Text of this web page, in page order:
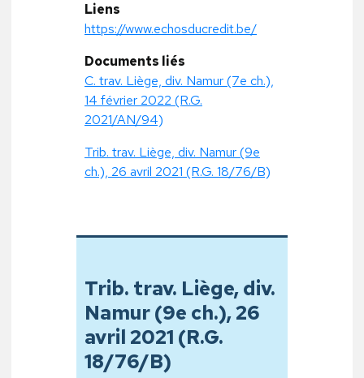
Liens
https://www.echosducredit.be/
Documents liés
C. trav. Liège, div. Namur (7e ch.),
14 février 2022 (R.G.
2021/AN/94)
Trib. trav. Liège, div. Namur (9e
ch.), 26 avril 2021 (R.G. 18/76/B)
Trib. trav. Liège, div.
Namur (9e ch.), 26
avril 2021 (R.G.
18/76/B)